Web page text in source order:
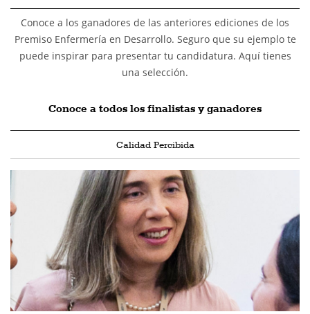
Conoce a los ganadores de las anteriores ediciones de los
Premiso Enfermería en Desarrollo. Seguro que su ejemplo te
puede inspirar para presentar tu candidatura. Aquí tienes
una selección.
Conoce a todos los finalistas y ganadores
Calidad Percibida